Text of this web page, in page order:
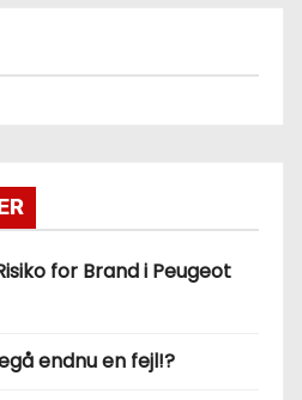
for Brand i Peugeot
endnu en fejl!?